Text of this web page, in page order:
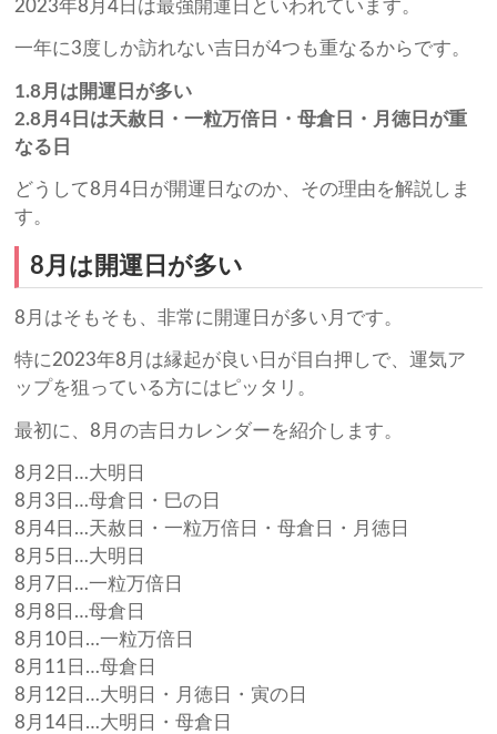
2023年8月4日は最強開運日といわれています。
一年に3度しか訪れない吉日が4つも重なるからです。
1.8月は開運日が多い
2.8月4日は天赦日・一粒万倍日・母倉日・月徳日が重
なる日
どうして8月4日が開運日なのか、その理由を解説しま
す。
8月は開運日が多い
8月はそもそも、非常に開運日が多い月です。
特に2023年8月は縁起が良い日が目白押しで、運気ア
ップを狙っている方にはピッタリ。
最初に、8月の吉日カレンダーを紹介します。
8月2日…大明日
8月3日…母倉日・巳の日
8月4日…天赦日・一粒万倍日・母倉日・月徳日
8月5日…大明日
8月7日…一粒万倍日
8月8日…母倉日
8月10日…一粒万倍日
8月11日…母倉日
8月12日…大明日・月徳日・寅の日
8月14日…大明日・母倉日